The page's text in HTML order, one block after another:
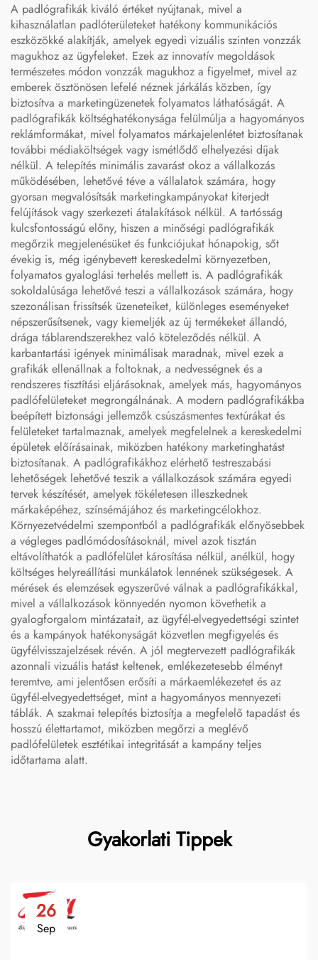
A padlógrafikák kiváló értéket nyújtanak, mivel a
kihasználatlan padlóterületeket hatékony kommunikációs
eszközökké alakítják, amelyek egyedi vizuális szinten vonzzák
magukhoz az ügyfeleket. Ezek az innovatív megoldások
természetes módon vonzzák magukhoz a figyelmet, mivel az
emberek ösztönösen lefelé néznek járkálás közben, így
biztosítva a marketingüzenetek folyamatos láthatóságát. A
padlógrafikák költséghatékonysága felülmúlja a hagyományos
reklámformákat, mivel folyamatos márkajelenlétet biztosítanak
további médiaköltségek vagy ismétlődő elhelyezési díjak
nélkül. A telepítés minimális zavarást okoz a vállalkozás
működésében, lehetővé téve a vállalatok számára, hogy
gyorsan megvalósítsák marketingkampányokat kiterjedt
felújítások vagy szerkezeti átalakítások nélkül. A tartósság
kulcsfontosságú előny, hiszen a minőségi padlógrafikák
megőrzik megjelenésüket és funkciójukat hónapokig, sőt
évekig is, még igénybevett kereskedelmi környezetben,
folyamatos gyaloglási terhelés mellett is. A padlógrafikák
sokoldalúsága lehetővé teszi a vállalkozások számára, hogy
szezonálisan frissítsék üzeneteiket, különleges eseményeket
népszerűsítsenek, vagy kiemeljék az új termékeket állandó,
drága táblarendszerekhez való köteleződés nélkül. A
karbantartási igények minimálisak maradnak, mivel ezek a
grafikák ellenállnak a foltoknak, a nedvességnek és a
rendszeres tisztítási eljárásoknak, amelyek más, hagyományos
padlófelületeket megrongálnának. A modern padlógrafikákba
beépített biztonsági jellemzők csúszásmentes textúrákat és
felületeket tartalmaznak, amelyek megfelelnek a kereskedelmi
épületek előírásainak, miközben hatékony marketinghatást
biztosítanak. A padlógrafikákhoz elérhető testreszabási
lehetőségek lehetővé teszik a vállalkozások számára egyedi
tervek készítését, amelyek tökéletesen illeszkednek
márkaképéhez, színsémájához és marketingcélokhoz.
Környezetvédelmi szempontból a padlógrafikák előnyösebbek
a végleges padlómódosításoknál, mivel azok tisztán
eltávolíthatók a padlófelület károsítása nélkül, anélkül, hogy
költséges helyreállítási munkálatok lennének szükségesek. A
mérések és elemzések egyszerűvé válnak a padlógrafikákkal,
mivel a vállalkozások könnyedén nyomon követhetik a
gyalogforgalom mintázatait, az ügyfél-elvegyedettségi szintet
és a kampányok hatékonyságát közvetlen megfigyelés és
ügyfélvisszajelzések révén. A jól megtervezett padlógrafikák
azonnali vizuális hatást keltenek, emlékezetesebb élményt
teremtve, ami jelentősen erősíti a márkaemlékezetet és az
ügyfél-elvegyedettséget, mint a hagyományos mennyezeti
táblák. A szakmai telepítés biztosítja a megfelelő tapadást és
hosszú élettartamot, miközben megőrzi a meglévő
padlófelületek esztétikai integritását a kampány teljes
időtartama alatt.
Gyakorlati Tippek
26
Sep